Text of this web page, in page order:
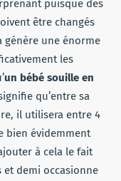
puisque des
être changés
une énorme
les
un bébé souille en
qu’entre sa
il utilisera entre 4
bien évidemment
à cela le fait
et demi occasionne